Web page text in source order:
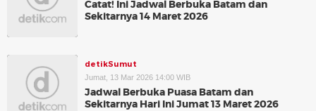
Catat! Ini Jadwal Berbuka Batam dan
Sekitarnya 14 Maret 2026
detikSumut
Jumat, 13 Mar 2026 14:00 WIB
Jadwal Berbuka Puasa Batam dan
Sekitarnya Hari Ini Jumat 13 Maret 2026